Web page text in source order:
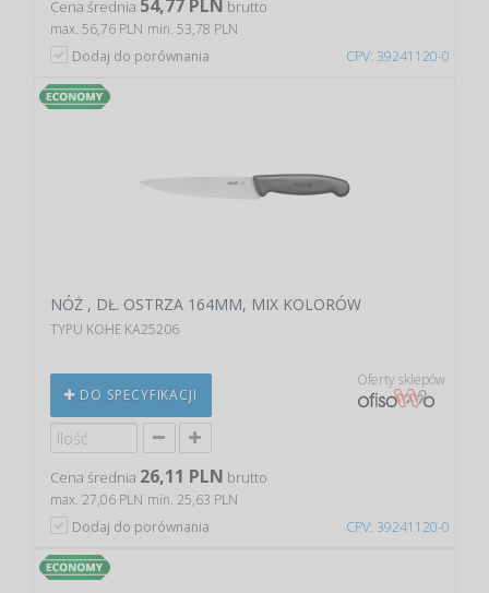
CPV: 39241120-0
Cena średnia 54,77 PLN brutto
max. 56,76 PLN min. 53,78 PLN
Dodaj do porównania
CPV: 39241120-0
NÓŻ , DŁ. OSTRZA 164MM, MIX KOLORÓW
TYPU KOHE KA25206
DO SPECYFIKACJI
Oferty sklepów
Cena średnia 26,11 PLN brutto
max. 27,06 PLN min. 25,63 PLN
Dodaj do porównania